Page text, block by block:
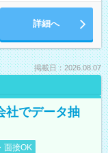
詳細へ
掲載日：2026.08.07
社でデータ抽
面接OK